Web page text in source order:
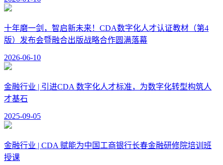
十年磨一剑，智启新未来！CDA数字化人才认证教材（第4
版）发布会暨融合出版战略合作圆满落幕
2026-06-10
金融行业 | 引进CDA 数字化人才标准，为数字化转型构筑人
才基石
2025-09-05
金融行业 | CDA 赋能为中国工商银行长春金融研修院培训班
授课